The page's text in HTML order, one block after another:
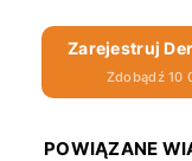
Zarejestruj
Zdobądź 10
POWIĄZANE